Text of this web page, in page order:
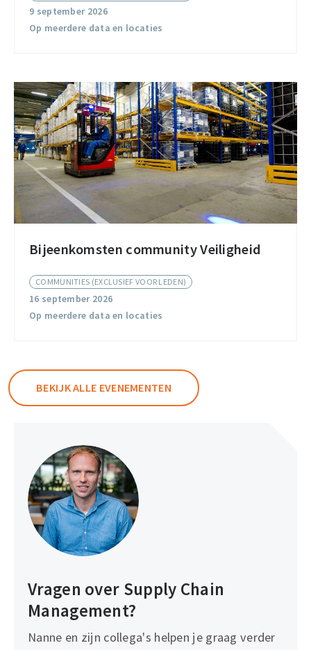
9 september 2026
Op meerdere data en locaties
Bijeenkomsten community Veiligheid
COMMUNITIES (EXCLUSIEF VOOR LEDEN)
16 september 2026
Op meerdere data en locaties
Bijeenkomsten
Veiligheid
BEKIJK ALLE EVENEMENTEN
Vragen over Supply Chain
Management?
Nanne en zijn collega's helpen je graag verder